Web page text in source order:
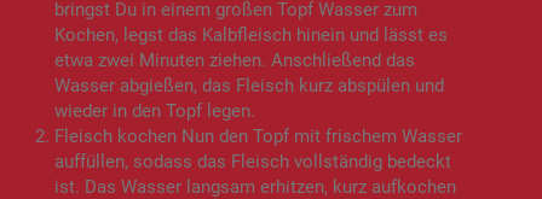
bringst Du in einem großen Topf Wasser zum
Kochen, legst das Kalbfleisch hinein und lässt es
etwa zwei Minuten ziehen. Anschließend das
Wasser abgießen, das Fleisch kurz abspülen und
wieder in den Topf legen.
Fleisch kochen Nun den Topf mit frischem Wasser
auffüllen, sodass das Fleisch vollständig bedeckt
ist. Das Wasser langsam erhitzen, kurz aufkochen